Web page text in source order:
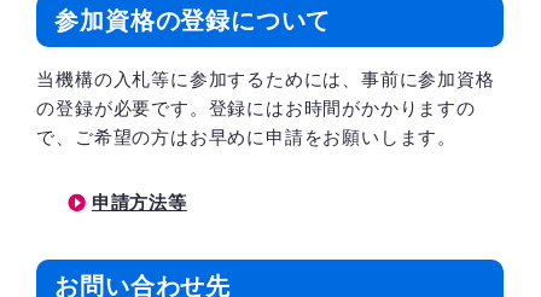
参加資格の登録について
当機構の入札等に参加するためには、事前に参加資格
の登録が必要です。登録にはお時間がかかりますの
で、ご希望の方はお早めに申請をお願いします。
申請方法等
お問い合わせ先